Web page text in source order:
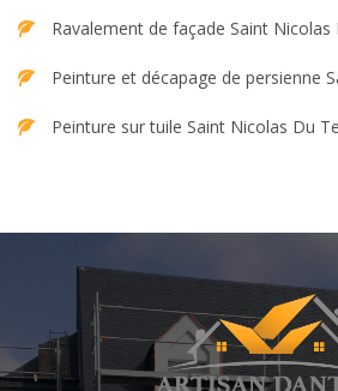
Ravalement de façade Saint Nicolas
Peinture et décapage de persienne
Peinture sur tuile Saint Nicolas Du